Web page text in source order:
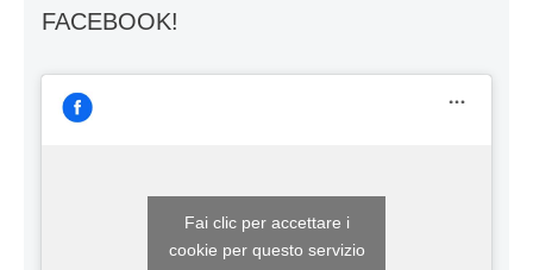
FACEBOOK!
Fai clic per accettare i
cookie per questo servizio